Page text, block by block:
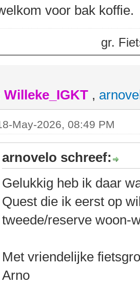
voor bak koffie.
gr.
Willeke_IGKT ,
May-2026, 08:49 PM
arnovelo schreef:
Gelukkig heb ik daar
Quest die ik eerst op
tweede/reserve woon-
Met vriendelijke
Arno